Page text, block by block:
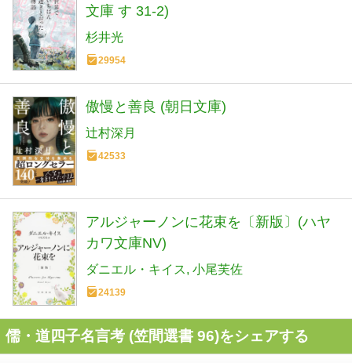
文庫 す 31-2)
杉井光
29954
傲慢と善良 (朝日文庫)
辻村深月
42533
アルジャーノンに花束を〔新版〕(ハヤ
カワ文庫NV)
ダニエル・キイス 小尾芙佐
24139
儒・道四子名言考 (笠間選書 96)をシェアする